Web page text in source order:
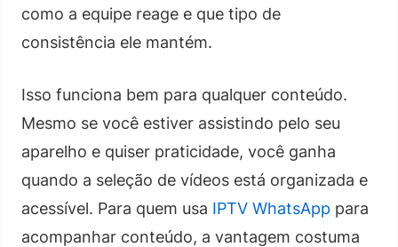
como a equipe reage e que tipo de
consistência ele mantém.
Isso funciona bem para qualquer conteúdo.
Mesmo se você estiver assistindo pelo seu
aparelho e quiser praticidade, você ganha
quando a seleção de vídeos está organizada e
acessível. Para quem usa IPTV WhatsApp para
acompanhar conteúdo, a vantagem costuma